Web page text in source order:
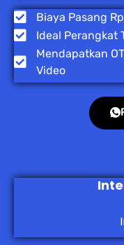
Biaya Pasang
Ideal Perangkat
Mendapatkan
Video